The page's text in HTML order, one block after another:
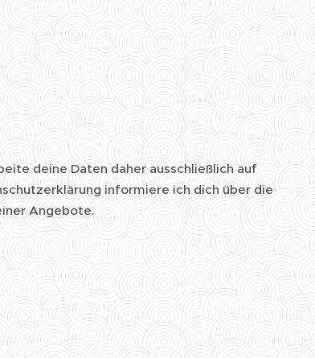
deine Daten daher ausschließlich auf
informiere ich dich über die
Angebote.